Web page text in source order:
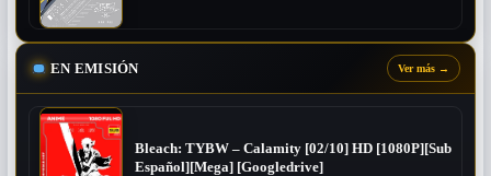
EN EMISIÓN Ver más →
Bleach: TYBW – Calamity [02/10] HD [1080P][Sub
Español][Mega] [Googledrive]